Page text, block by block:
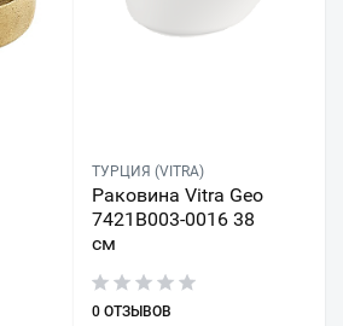
ТУРЦИЯ (VITRA)
Раковина Vitra Geo
7421B003-0016 38
см
0 ОТЗЫВОВ